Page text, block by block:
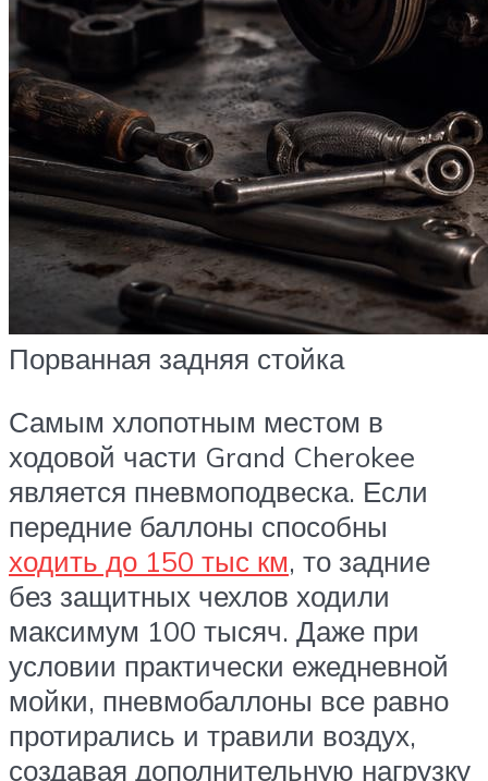
Порванная задняя стойка
Самым хлопотным местом в
ходовой части Grand Cherokee
является пневмоподвеска. Если
передние баллоны способны
ходить до 150 тыс км, то задние
без защитных чехлов ходили
максимум 100 тысяч. Даже при
условии практически ежедневной
мойки, пневмобаллоны все равно
протирались и травили воздух,
создавая дополнительную нагрузку